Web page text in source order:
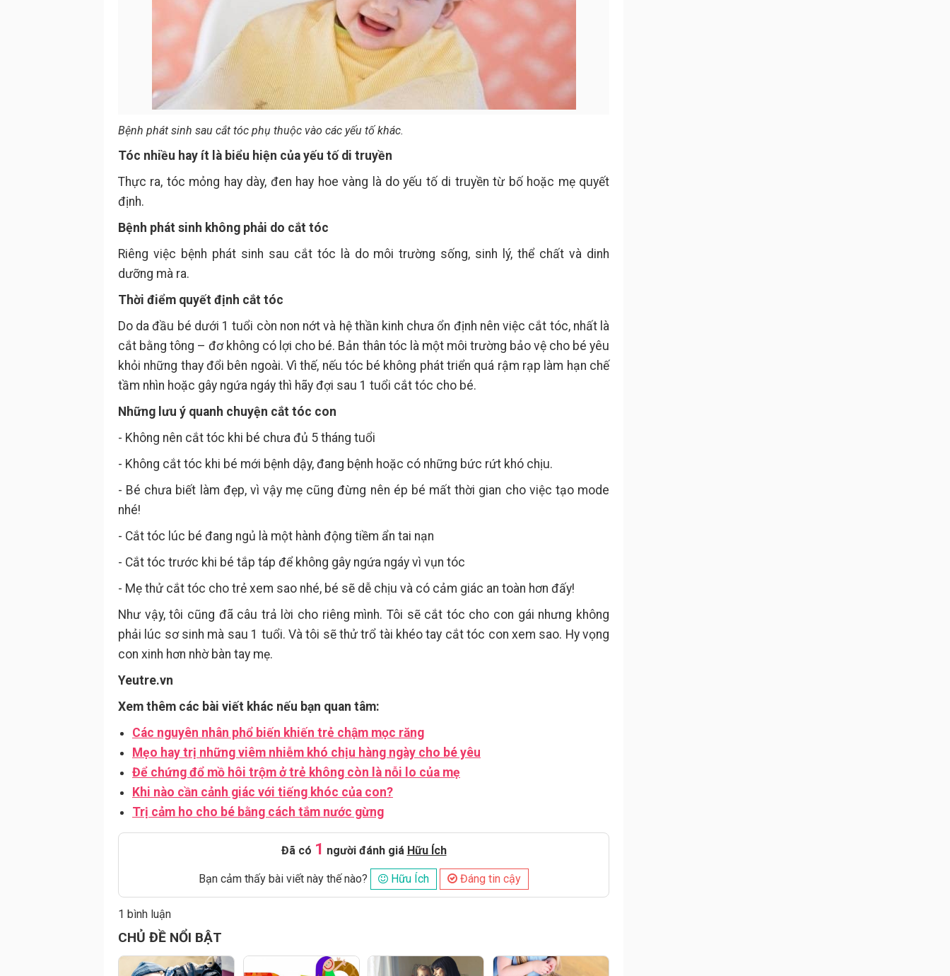
Bệnh phát sinh sau cắt tóc phụ thuộc vào các yếu tố khác.
Tóc nhiều hay ít là biểu hiện của yếu tố di truyền
Thực ra, tóc mỏng hay dày, đen hay hoe vàng là do yếu tố di truyền từ bố hoặc mẹ quyết
định.
Bệnh phát sinh không phải do cắt tóc
Riêng việc bệnh phát sinh sau cắt tóc là do môi trường sống, sinh lý, thể chất và dinh
dưỡng mà ra.
Thời điểm quyết định cắt tóc
Do da đầu bé dưới 1 tuổi còn non nớt và hệ thần kinh chưa ổn định nên việc cắt tóc, nhất là
cắt bằng tông – đơ không có lợi cho bé. Bản thân tóc là một môi trường bảo vệ cho bé yêu
khỏi những thay đổi bên ngoài. Vì thế, nếu tóc bé không phát triển quá rậm rạp làm hạn chế
tầm nhìn hoặc gây ngứa ngáy thì hãy đợi sau 1 tuổi cắt tóc cho bé.
Những lưu ý quanh chuyện cắt tóc con
- Không nên cắt tóc khi bé chưa đủ 5 tháng tuổi
- Không cắt tóc khi bé mới bệnh dậy, đang bệnh hoặc có những bức rứt khó chịu.
- Bé chưa biết làm đẹp, vì vậy mẹ cũng đừng nên ép bé mất thời gian cho việc tạo mode
nhé!
- Cắt tóc lúc bé đang ngủ là một hành động tiềm ẩn tai nạn
- Cắt tóc trước khi bé tắp táp để không gây ngứa ngáy vì vụn tóc
- Mẹ thử cắt tóc cho trẻ xem sao nhé, bé sẽ dễ chịu và có cảm giác an toàn hơn đấy!
Như vậy, tôi cũng đã câu trả lời cho riêng mình. Tôi sẽ cắt tóc cho con gái nhưng không
phải lúc sơ sinh mà sau 1 tuổi. Và tôi sẽ thử trổ tài khéo tay cắt tóc con xem sao. Hy vọng
con xinh hơn nhờ bàn tay mẹ.
Yeutre.vn
Xem thêm các bài viết khác nếu bạn quan tâm:
Các nguyên nhân phổ biến khiến trẻ chậm mọc răng
Mẹo hay trị những viêm nhiễm khó chịu hàng ngày cho bé yêu
Để chứng đổ mồ hôi trộm ở trẻ không còn là nỗi lo của mẹ
Khi nào cần cảnh giác với tiếng khóc của con?
Trị cảm ho cho bé bằng cách tắm nước gừng
Đã có 1 người đánh giá Hữu Ích
Bạn cảm thấy bài viết này thế nào? Hữu Ích Đáng tin cậy
1 bình luận